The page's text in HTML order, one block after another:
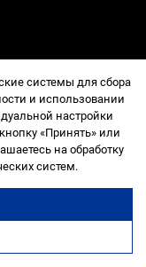
офисы ещё
системы для сбора
и использовании
настройки
«Принять» или
на обработку
систем.